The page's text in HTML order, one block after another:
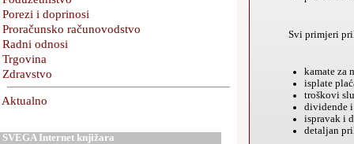
Porezi i doprinosi
Proračunsko računovodstvo
Radni odnosi
Trgovina
Zdravstvo
Aktualno
SVEGA Internet knjižara
Svi primjeri
kamate za
isplate
troškovi
dividende i
ispravak i
detaljan